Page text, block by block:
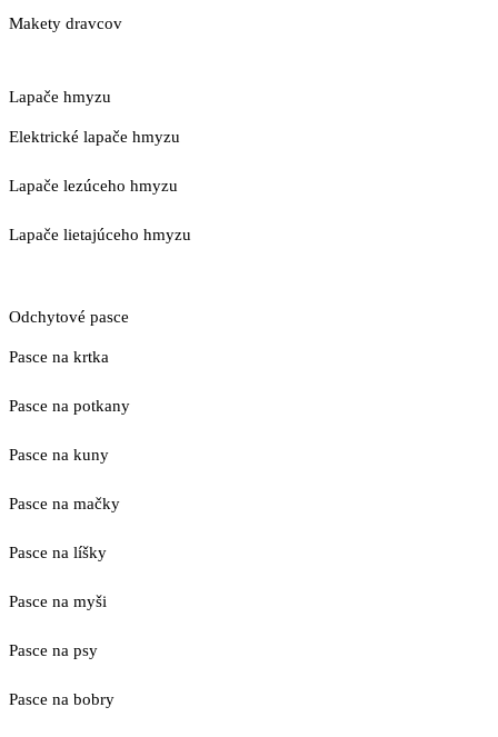
Makety dravcov
Lapače hmyzu
Elektrické lapače hmyzu
Lapače lezúceho hmyzu
Lapače lietajúceho hmyzu
Odchytové pasce
Pasce na krtka
Pasce na potkany
Pasce na kuny
Pasce na mačky
Pasce na líšky
Pasce na myši
Pasce na psy
Pasce na bobry